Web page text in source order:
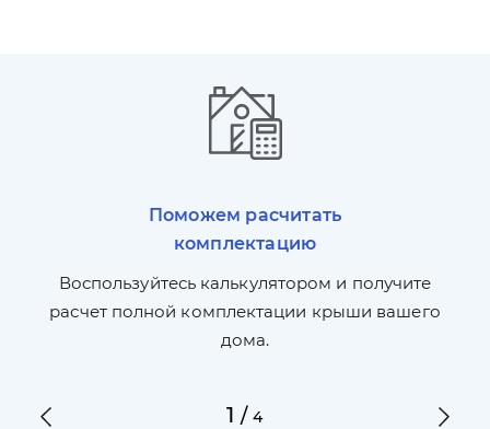
Поможем расчитать
комплектацию
Воспользуйтесь калькулятором и получите
расчет полной комплектации крыши вашего
дома.
1 /4